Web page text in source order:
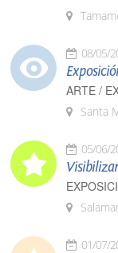
08/05/
ARTE /
Santa
05/06/
01/07/